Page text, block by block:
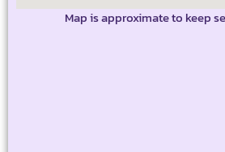
Map is approximate to keep